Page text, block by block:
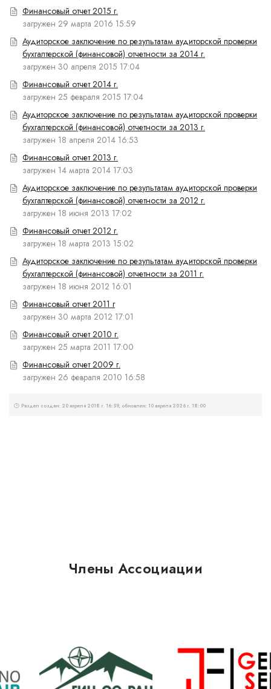
Финансовый отчет 2015 г.
загружен 29 марта 2016 15:59
Аудиторское заключение по результатам аудиторской проверки
бухгалтерской (финансовой) отчетности за 2014 г.
загружен 30 апреля 2015 17:04
Финансовый отчет 2014 г.
загружен 25 февраля 2015 17:04
Аудиторское заключение по результатам аудиторской проверки
бухгалтерской (финансовой) отчетности за 2013 г.
загружен 18 апреля 2014 16:53
Финансовый отчет 2013 г.
загружен 14 марта 2014 17:03
Аудиторское заключение по результатам аудиторской проверки
бухгалтерской (финансовой) отчетности за 2012 г.
загружен 18 июня 2013 17:02
Финансовый отчет 2012 г.
загружен 18 марта 2013 15:02
Аудиторское заключение по результатам аудиторской проверки
бухгалтерской (финансовой) отчетности за 2011 г.
загружен 18 июня 2012 16:01
Финансовый отчет 2011 г
загружен 30 марта 2012 17:01
Финансовый отчет 2010 г.
загружен 25 марта 2011 17:00
Финансовый отчет 2009 г.
загружен 26 февраля 2010 16:58
Раздел создан: 20 апреля 2018 г. 16:59, обновлен: 10 апреля 2026 г. 18:00
Члены Ассоциации